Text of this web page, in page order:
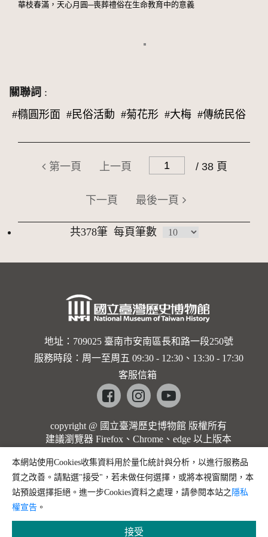
華枝春滿，天心月圓─喪葬禮俗在生命教育中的意義
關聯詞 :
#橢圓形面 #民俗活動 #菊花形 #大梅 #傳統民俗
第一頁 上一頁 / 38 頁
下一頁 最後一頁
共378筆 每頁筆數
地址：709025 臺南市安南區長和路一段250號
服務時段：周一至周五 09:30 - 12:30、13:30 - 17:30
客服信箱
Facebookinstagramyoutube
copyright @ 國立臺灣歷史博物館 版權所有
建議瀏覽器 Firefox、Chrome、edge 以上版本
本網站使用Cookies收集資料用於量化統計與分析，以進行服務品
質之改善。請點選"接受"，若未做任何選擇，或將本視窗關閉，本
站預設選擇拒絕。進一步Cookies資料之處理，請參閱本站之 隱私
權宣告 。
接受